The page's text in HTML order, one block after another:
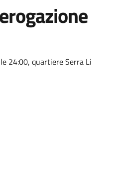
24:00, quartiere Serra Li